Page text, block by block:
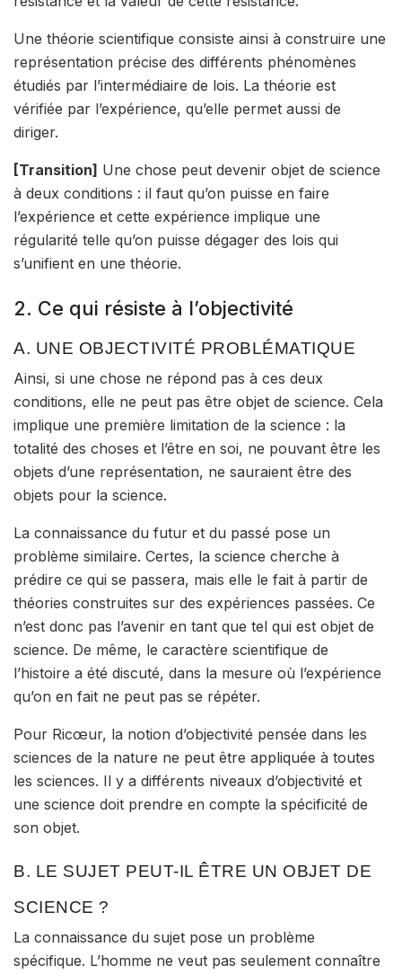
Une théorie scientifique consiste ainsi à construire une
représentation précise des différents phénomènes
étudiés par l’intermédiaire de lois. La théorie est
vérifiée par l’expérience, qu’elle permet aussi de
diriger.
[Transition] Une chose peut devenir objet de science
à deux conditions : il faut qu’on puisse en faire
l’expérience et cette expérience implique une
régularité telle qu’on puisse dégager des lois qui
s’unifient en une théorie.
2. Ce qui résiste à l’objectivité
A. UNE OBJECTIVITÉ PROBLÉMATIQUE
Ainsi, si une chose ne répond pas à ces deux
conditions, elle ne peut pas être objet de science. Cela
implique une première limitation de la science : la
totalité des choses et l’être en soi, ne pouvant être les
objets d’une représentation, ne sauraient être des
objets pour la science.
La connaissance du futur et du passé pose un
problème similaire. Certes, la science cherche à
prédire ce qui se passera, mais elle le fait à partir de
théories construites sur des expériences passées. Ce
n’est donc pas l’avenir en tant que tel qui est objet de
science. De même, le caractère scientifique de
l’histoire a été discuté, dans la mesure où l’expérience
qu’on en fait ne peut pas se répéter.
Pour Ricœur, la notion d’objectivité pensée dans les
sciences de la nature ne peut être appliquée à toutes
les sciences. Il y a différents niveaux d’objectivité et
une science doit prendre en compte la spécificité de
son objet.
B. LE SUJET PEUT-IL ÊTRE UN OBJET DE
SCIENCE ?
La connaissance du sujet pose un problème
spécifique. L’homme ne veut pas seulement connaître